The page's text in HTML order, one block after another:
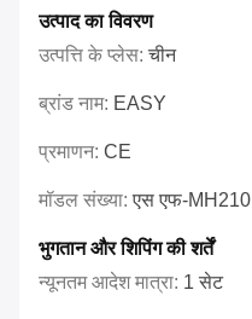
उत्पाद का विवरण
उत्पत्ति के प्लेस:चीन
ब्रांड नाम: EASY
प्रमाणन: CE
मॉडल संख्या:एस एफ-MH210
भुगतान और शिपिंग की शर्तें
न्यूनतम आदेश मात्रा: 1 सेट